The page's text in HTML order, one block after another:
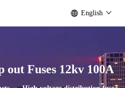
English
out Fuses 12kv 100A